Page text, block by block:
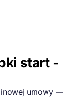
start -
umowy —